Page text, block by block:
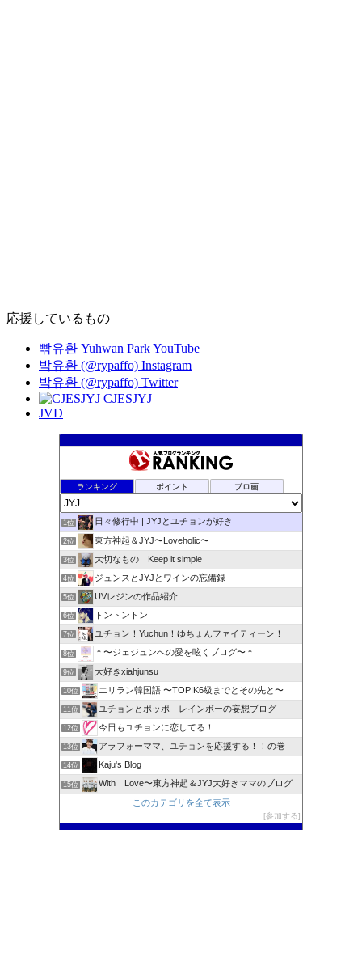
応援しているもの
빢유환 Yuhwan Park YouTube
박유환 (@rypaffo) Instagram
박유환 (@rypaffo) Twitter
CJESJYJ
JVD
ランキング ポイント ブロ画
1位 日々修行中 | JYJとユチョンが好き
2位 東方神起＆JYJ〜Loveholic〜
3位 大切なもの Keep it simple
4位 ジュンスとJYJとワインの忘備録
5位 UVレジンの作品紹介
6位 トントントン
7位 ユチョン！Yuchun！ゆちょんファイティーン！
8位 ＊〜ジェジュンへの愛を呟くブログ〜＊
9位 大好きxiahjunsu
10位 エリラン韓国語 〜TOPIK6級までとその先と〜
11位 ユチョンとポッポ レインボーの妄想ブログ
12位 今日もユチョンに恋してる！
13位 アラフォーママ、ユチョンを応援する！！の巻
14位 Kaju's Blog
15位
With Love〜東方神起＆JYJ大好きママのブログ
このカテゴリを全て表示
参加する